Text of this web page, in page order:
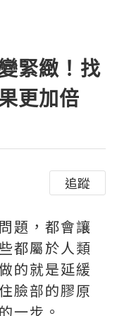
緊緻！找
更加倍
追蹤
題，都會讓
都屬於人類
的就是延緩
臉部的膠原
一步。